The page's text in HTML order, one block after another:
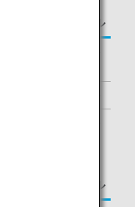
必要なマイル
32～45kg）
必要なマイル